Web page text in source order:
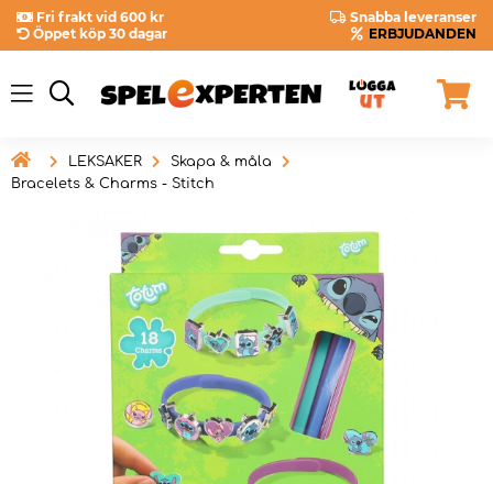
Fri frakt vid 600 kr
Snabba leveranser
Öppet köp 30 dagar
ERBJUDANDEN
 LEKSAKER
Skapa & måla
Bracelets & Charms - Stitch